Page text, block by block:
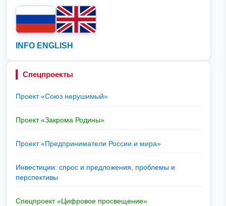
INFO ENGLISH
Спецпроекты
Проект «Союз нерушимый»
Проект «Закрома Родины»
Проект «Предприниматели России и мира»
Инвестиции: спрос и предложения, проблемы и
перспективы
Спецпроект «Цифровое просвещение»